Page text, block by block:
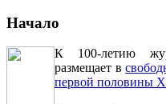
Начало
К 100-летию
размещает в
первой половины